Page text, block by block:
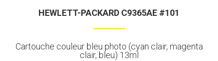
HEWLETT-PACKARD C9365AE #101
Cartouche couleur bleu photo (cyan clair, magenta
clair, bleu) 13ml